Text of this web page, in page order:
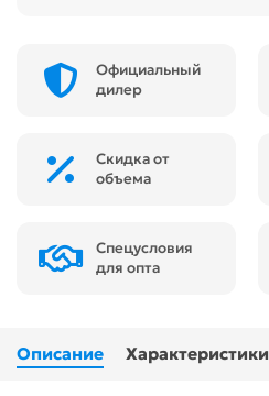
Официальный
дилер
Скидка от
объема
Спецусловия
для опта
Описание Характеристики